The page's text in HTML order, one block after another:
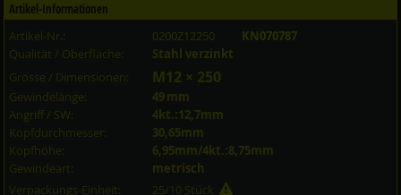
Artikel-Informationen
Artikel-Nr.:
0200Z12250
KN070787
Qualität / Oberfläche:
Stahl verzinkt
Grösse / Dimensionen:
M12 × 250
Gewindelänge:
49 mm
Angriff / SW:
4kt.:12,7mm
Kopfdurchmesser:
30,65mm
Kopfhöhe:
6,95mm/4kt.:8,75mm
Gewindeart:
metrisch
Verpackungs-Einheit:
25/10 Stück